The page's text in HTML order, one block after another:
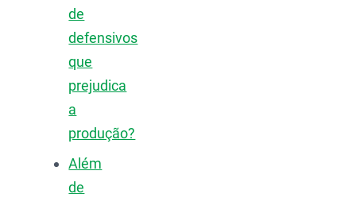
de
defensivos
que
prejudica
a
produção?
Além
de